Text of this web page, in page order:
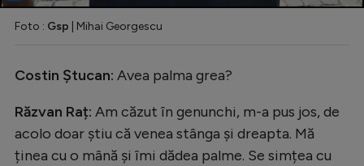
Foto : Gsp | Mihai Georgescu
Costin Ștucan: Avea palma grea?
Răzvan Raț: Am căzut în genunchi, m-a pus jos, de
acolo doar știu că venea stânga și dreapta. Mă
ținea cu o mână și îmi dădea palme. Se simțea cu